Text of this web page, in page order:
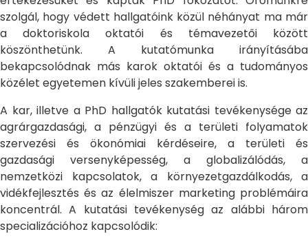
szolgál, hogy védett hallgatóink közül néhányat ma már
a doktoriskola oktatói és témavezetői között
köszönthetünk. A kutatómunka irányításába
bekapcsolódnak más karok oktatói és a tudományos
közélet egyetemen kívüli jeles szakemberei is.
A kar, illetve a PhD hallgatók kutatási tevékenysége az
agrárgazdasági, a pénzügyi és a területi folyamatok
szervezési és ökonómiai kérdéseire, a területi és
gazdasági versenyképesség, a globalizálódás, a
nemzetközi kapcsolatok, a környezetgazdálkodás, a
vidékfejlesztés és az élelmiszer marketing problémáira
koncentrál. A kutatási tevékenység az alábbi három
specializációhoz kapcsolódik: